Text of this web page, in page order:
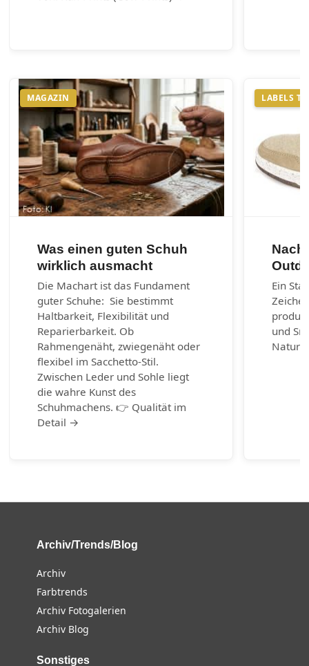
MAGAZIN
Was einen guten Schuh
wirklich ausmacht
Die Machart ist das Fundament
guter Schuhe: Sie bestimmt
Haltbarkeit, Flexibilität und
Reparierbarkeit. Ob
Rahmengenäht, zwiegenäht oder
flexibel im Sacchetto-Stil.
Zwischen Leder und Sohle liegt
die wahre Kunst des
Schuhmachens. 👉 Qualität im
Detail →
LABELS
Ein
und
Archiv/Trends/Blog
Archiv
Farbtrends
Archiv Fotogalerien
Archiv Blog
Sonstiges